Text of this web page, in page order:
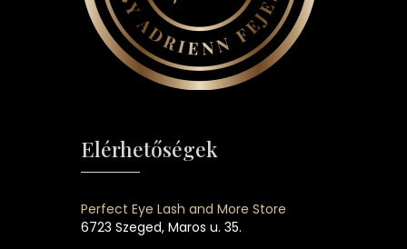
Elérhetőségek
Perfect Eye Lash and More Store
6723 Szeged, Maros u. 35.